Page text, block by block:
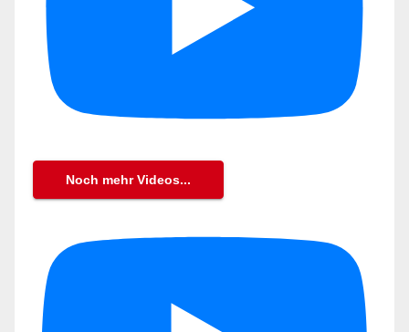
Noch mehr Videos...